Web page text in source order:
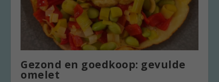
Gezond en goedkoop: gevulde
omelet